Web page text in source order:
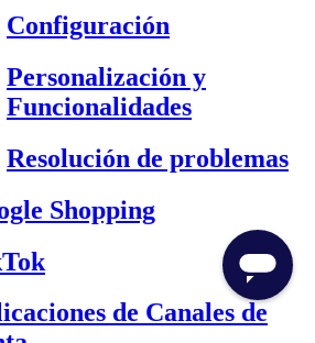
Configuración
Personalización y
Funcionalidades
Resolución de problemas
Shopping
de Canales de